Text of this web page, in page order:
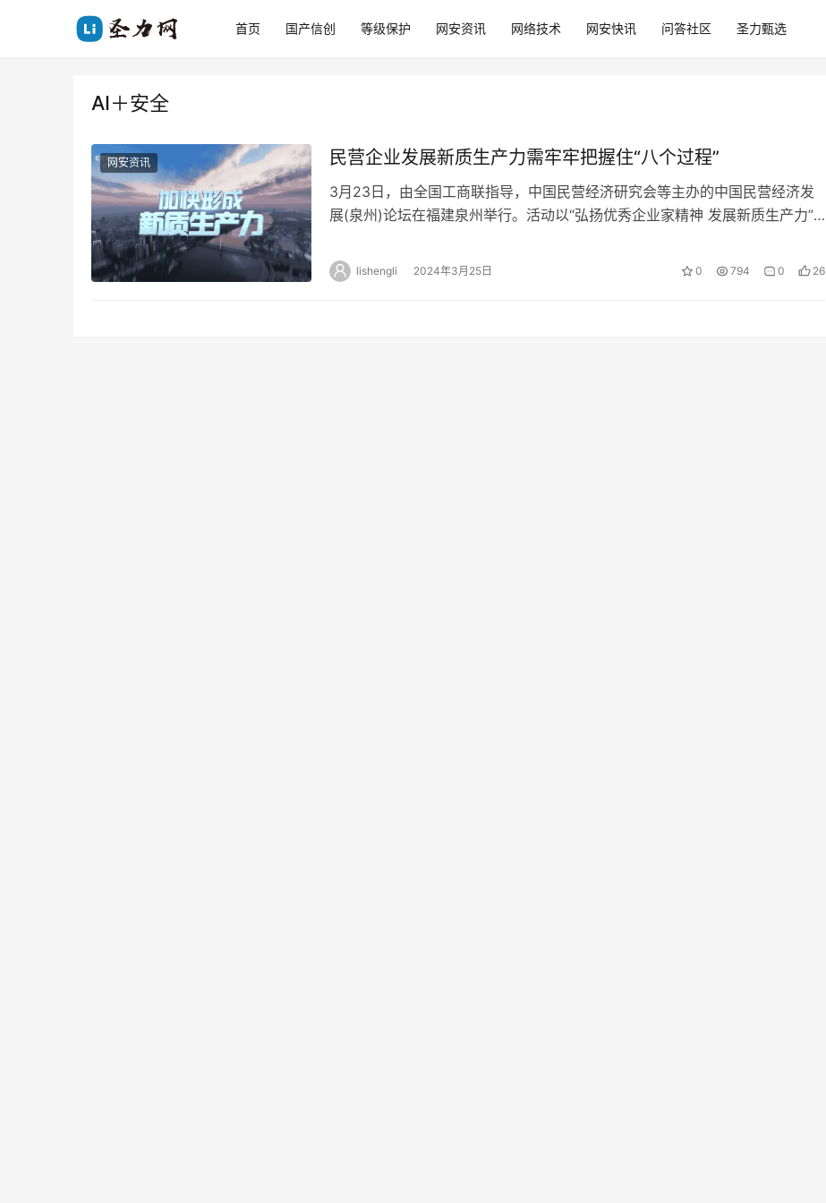
首页 国产信创 等级保护 网安资讯 网络技术 网安快讯 问答社区 圣力甄选
AI＋安全
网安资讯 民营企业发展新质生产力需牢牢把握住“八个过程”
3月23日，由全国工商联指导，中国民营经济研究会等主办的中国民营经济发
展(泉州)论坛在福建泉州举行。活动以“弘扬优秀企业家精神 发展新质生产力”
lishengli 2024年3月25日 0 794 0 26